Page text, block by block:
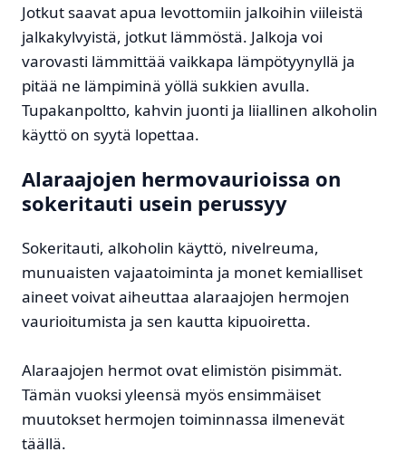
Jotkut saavat apua levottomiin jalkoihin viileistä
jalkakylvyistä, jotkut lämmöstä. Jalkoja voi
varovasti lämmittää vaikkapa lämpötyynyllä ja
pitää ne lämpiminä yöllä sukkien avulla.
Tupakanpoltto, kahvin juonti ja liiallinen alkoholin
käyttö on syytä lopettaa.
Alaraajojen hermovaurioissa on
sokeritauti usein perussyy
Sokeritauti, alkoholin käyttö, nivelreuma,
munuaisten vajaatoiminta ja monet kemialliset
aineet voivat aiheuttaa alaraajojen hermojen
vaurioitumista ja sen kautta kipuoiretta.
Alaraajojen hermot ovat elimistön pisimmät.
Tämän vuoksi yleensä myös ensimmäiset
muutokset hermojen toiminnassa ilmenevät
täällä.